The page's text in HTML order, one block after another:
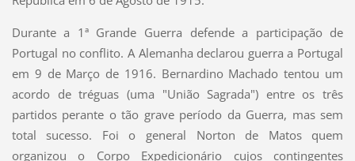
Durante a 1ª Grande Guerra defende a participação de
Portugal no conflito. A Alemanha declarou guerra a Portugal
em 9 de Março de 1916. Bernardino Machado tentou um
acordo de tréguas (uma "União Sagrada") entre os três
partidos perante o tão grave período da Guerra, mas sem
total sucesso. Foi o general Norton de Matos quem
organizou o Corpo Expedicionário cujos contingentes